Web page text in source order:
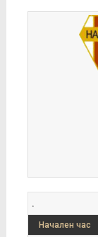
.
Начален час